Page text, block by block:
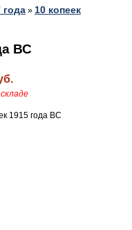
года » 10 копеек
ВС
1915 года ВС